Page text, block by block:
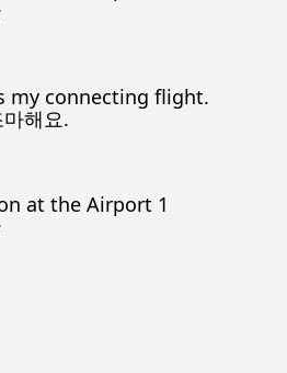
my connecting flight.
해요.
at the Airport 1